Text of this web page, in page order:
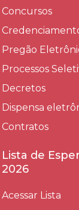
Concursos
Pregão
Processos
Decretos
Dispensa
Contratos
Lista de
2026
Acessar Lista